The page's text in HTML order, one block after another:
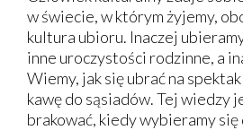
w świecie, w którym żyjemy,
kultura ubioru. Inaczej
inne uroczystości rodzinne, a
Wiemy, jak się ubrać na
kawę do sąsiadów. Tej wiedzy
brakować, kiedy wybieramy się